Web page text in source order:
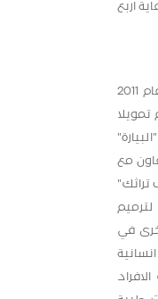
وناد رياضي. كما امتدت رعاية البنك لقطاع البيئة بنسبة 5,71% لرعاية اربع
من جانب آخر سرد ثائر حمايل، رئيس دائرة العلاقات العامة والتسويق في البنك، عددا من المشاريع التي أطلقها البنك خلال العام 2011
أطلق كذلك مشروع "البيارة"
مع
تراثك"
في
دعم انسانية
الافراد